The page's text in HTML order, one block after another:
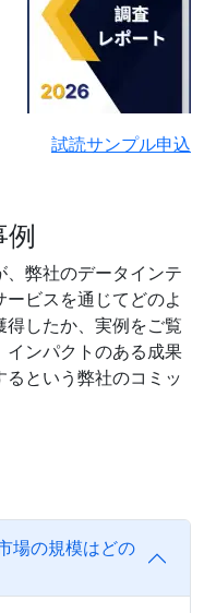
試読サンプル申込
弊社のデータインテ
ビスを通じてどのよ
得したか、実例をご覧
インパクトのある成果
という弊社のコミッ
場の規模はどの